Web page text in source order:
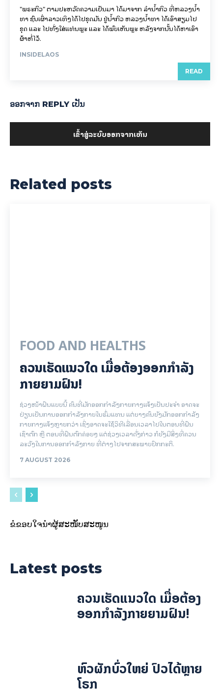
"ພຣະກິວ" ຕາມປະຫວັດຄວາມເປັນມາ ໄດ້ມາຈາກ ລຳນ້ຳກິວ ທີ່ຫລວງນ້ຳ
ທາ ຊົນເຜົ່າລາວເທິງໄດ້ໄປຂຸດມັນ ຢູ່ນ້ຳກິວ ຫລວງນ້ຳທາ ໄດ້ເອົາສຽມໄປ
ຂຸດ ແລະ ໄປທັ່ງໃສ່ແທ່ນພຼະ ແລະ ໄດ້ພົບເຫັນພຼະ ຫລັງຈາກນັ້ນໄດ້ຫາເອົາ
ຜ້າຫໍ່ໄວ້.
INSIDELAOS
READ
ອອກ​ຈາກ REPLY ເປັນ
ເຂົ້າ​ສູ່​ລະ​ບົບ​ອອກ​ຈາກ​ເຫັນ
Related posts
FOOD AND HEALTHS
ຄວນເຮັດແນວໃດ ເມື່ອຕ້ອງອອກກຳລັງ
ກາຍຍາມຝົນ!
ຊ່ວງໜ້າຝົນແບບນີ້ ຄົນທີ່ມັກອອກກຳລັງກາຍກາງແຈ້ງເປັນປະຈຳ ອາດຈະ
ປ່ຽນເປັນການອອກກຳລັງກາຍໃນຮົ່ມແທນ ແຕ່ບາງຄົນຍັງມັກອອກກຳລັງ
ກາຍກາງແຈ້ງຫຼາຍກວ່າ ເຊິ່ງອາດຈະໃຊ້ວິທີເລື່ອນເວລາໄປໃນຕອນທີ່ຝົນ
ເຊົາຕົກ ຫຼື ຕອນທີ່ຝົນຕົກຄ່ອຍໆ ແຕ່ຊ່ວງເວລາດັ່ງກ່າວ ກໍຍັງມີສິ່ງທີ່ຄວນ
ລະວັງໃນການອອກກຳລັງກາຍ ທີ່ຕ່າງໄປຈາກສະພາບປົກກະຕິ.
7 AUGUST 2026
ຂໍຂອບໃຈນຳຜູ້ສະໜັບສະໜູນ
Latest posts
ຄວນເຮັດແນວໃດ ເມື່ອຕ້ອງ
ອອກກຳລັງກາຍຍາມຝົນ!
ຫົວຜັກບົ່ວໃຫຍ່ ປົວໄດ້ຫຼາຍ
ໂຣກ